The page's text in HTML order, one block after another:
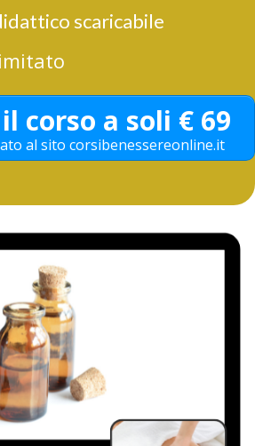
scaricabile
ato
corso a soli € 69
ato al sito corsibenessereonline.it